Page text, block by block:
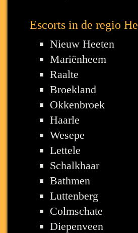
Escorts in de regio
Nieuw Heeten
Mariënheem
Raalte
Broekland
Okkenbroek
Haarle
Wesepe
Lettele
Schalkhaar
Bathmen
Luttenberg
Colmschate
Diepenveen